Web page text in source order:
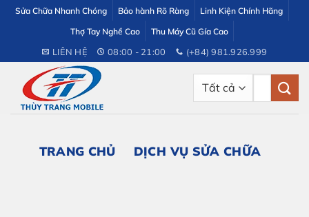
dung
Sửa Chữa Nhanh Chóng Bảo hành Rõ Ràng
Linh Kiện Chính Hãng
Thợ Tay Nghề Cao
Thu Máy Cũ Gía Cao
LIÊN HỆ 08:00 - 21:00 (+84) 981.926.999
TRANG CHỦ DỊCH VỤ SỬA CHỮA